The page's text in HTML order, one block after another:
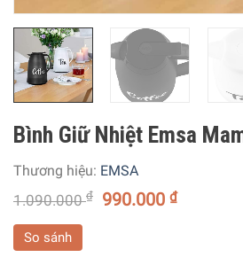
Bình Giữ Nhiệt Emsa
Thương hiệu: EMSA
1.090.000₫ 990.000₫
So sánh